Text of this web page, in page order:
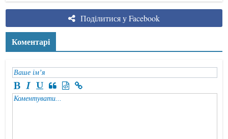
Поділитися у Facebook
Коментарі